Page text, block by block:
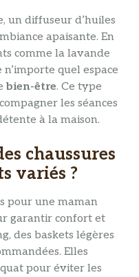
un diffuseur d’huiles
apaisante. En
comme la lavande
quel espace
bien-être. Ce type
les séances
à la maison.
chaussures
variés ?
pour une maman
garantir confort et
des baskets légères
Elles
pour éviter les